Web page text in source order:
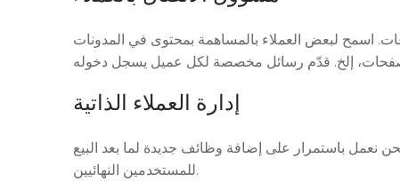
اسمح لبعض العملاء بالمساهمة بمحتوى في المدونات
إدارة العملاء الذاتية
نعمل باستمرار على إضافة وظائف جديدة لما بعد البيع
للمستخدمين النهائيين.